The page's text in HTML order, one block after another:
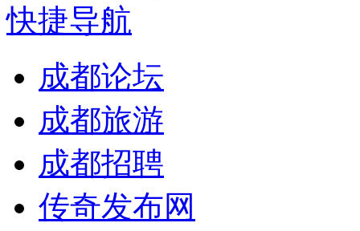
快捷导航
成都论坛
成都旅游
成都招聘
传奇发布网